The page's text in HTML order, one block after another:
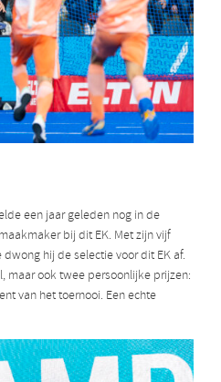
een jaar geleden nog in de
bij dit EK. Met zijn vijf
hij de selectie voor dit EK af.
maar ook twee persoonlijke prijzen:
van het toernooi. Een echte